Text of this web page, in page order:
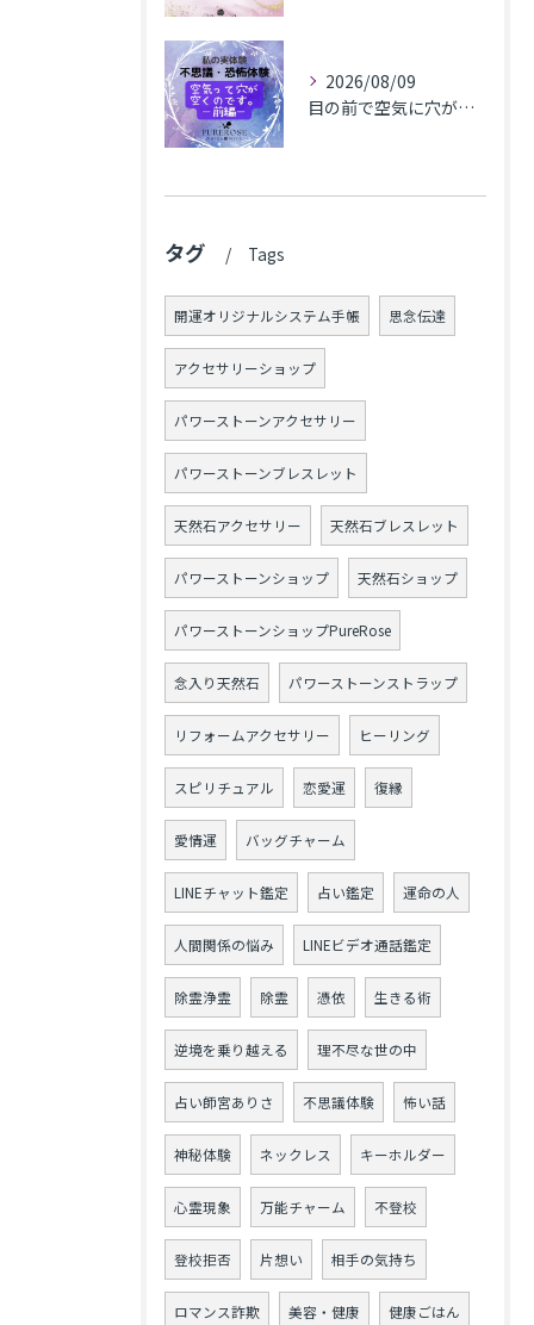
2026/08/09
目の前で​空気に穴が空いた(前編)
タグ Tags
開運オリジナルシステム手帳 思念伝達
アクセサリーショップ
パワーストーンアクセサリー
パワーストーンブレスレット
天然石アクセサリー 天然石ブレスレット
パワーストーンショップ 天然石ショップ
パワーストーンショップPureRose
念入り天然石 パワーストーンストラップ
リフォームアクセサリー ヒーリング
スピリチュアル 恋愛運 復縁
愛情運 バッグチャーム
LINEチャット鑑定 占い鑑定 運命の人
人間関係の悩み LINEビデオ通話鑑定
除霊浄霊 除霊 憑依 生きる術
逆境を乗り越える 理不尽な世の中
占い師宮ありさ 不思議体験 怖い話
神秘体験 ネックレス キーホルダー
心霊現象 万能チャーム 不登校
登校拒否 片想い 相手の気持ち
ロマンス詐欺 美容・健康 健康ごはん